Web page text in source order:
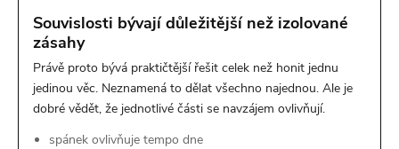
Souvislosti bývají důležitější než izolované
zásahy
Právě proto bývá praktičtější řešit celek než honit jednu
jedinou věc. Neznamená to dělat všechno najednou. Ale je
dobré vědět, že jednotlivé části se navzájem ovlivňují.
spánek ovlivňuje tempo dne